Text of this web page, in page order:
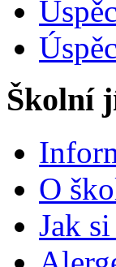
Školní
O
Jak